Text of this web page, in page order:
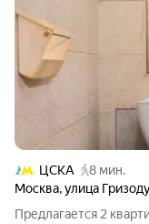
ЦСКА
8 мин.
Москва,улица
Предлагaется 2